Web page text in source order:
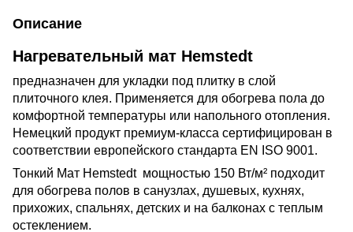
Описание
Нагревательный мат Hemstedt
предназначен для укладки под плитку в слой
плиточного клея. Применяется для обогрева пола до
комфортной температуры или напольного отопления.
Немецкий продукт премиум-класса сертифицирован в
соответствии европейского стандарта EN ISO 9001.
Тонкий Мат Hemstedt мощностью 150 Вт/м² подходит
для обогрева полов в санузлах, душевых, кухнях,
прихожих, спальнях, детских и на балконах с теплым
остеклением.